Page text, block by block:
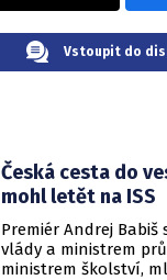
Vstoupit do
Česká cesta do
mohl letět na ISS
Premiér Andrej
vlády a ministrem
ministrem školství,